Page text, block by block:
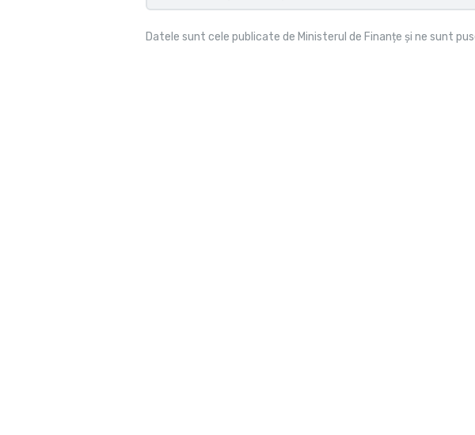
Datele sunt cele publicate de Ministerul de Finanțe și ne sunt